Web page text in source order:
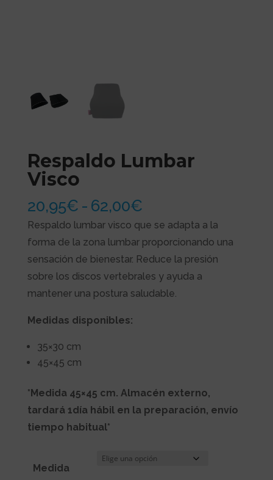
Respaldo Lumbar
Visco
20,95€ - 62,00€Rango
de
precios:
desde
20,95€
hasta
Respaldo lumbar visco que se adapta a la
forma de la zona lumbar proporcionando una
sensación de bienestar. Reduce la presión
sobre los discos vertebrales y ayuda a
mantener una postura saludable.
Medidas disponibles:
35×30 cm
45×45 cm
*Medida 45×45 cm. Almacén externo,
tardará 1día hábil en la preparación, envío
tiempo habitual*
Medida